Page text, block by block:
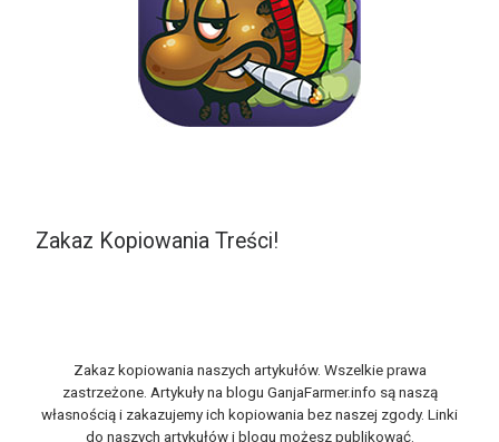
Zakaz Kopiowania Treści!
Zakaz kopiowania naszych artykułów. Wszelkie prawa
zastrzeżone. Artykuły na blogu GanjaFarmer.info są naszą
własnością i zakazujemy ich kopiowania bez naszej zgody. Linki
do naszych artykułów i blogu możesz publikować.